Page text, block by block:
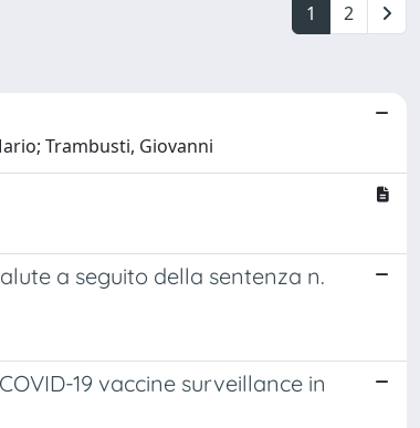
1 2
Trambusti, Giovanni
a seguito della sentenza n.
19 vaccine surveillance in